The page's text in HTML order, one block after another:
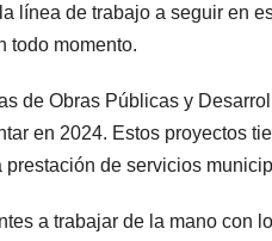
línea de trabajo a seguir en
todo momento.
de Obras Públicas y
en 2024. Estos proyectos
de servicios
a trabajar de la mano con